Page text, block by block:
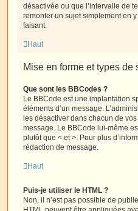
désactivée ou que l’intervalle de
remonter un sujet simplement en
faisant.
Haut
Mise en forme et types de
Que sont les BBCodes ?
Le BBCode est une implantation
éléments d’un message.
les désactiver dans chacun de
message. Le BBCode lui-même
plutôt que < et >. Pour plus
rédaction de message.
Haut
Puis-je utiliser le HTML ?
Non, il n’est pas possible de